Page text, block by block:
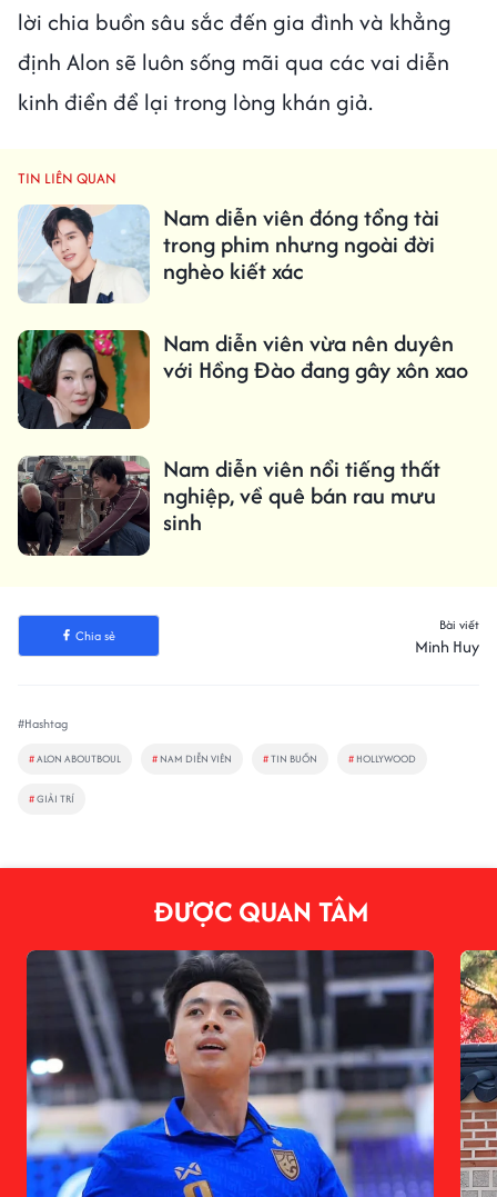
lời chia buồn sâu sắc đến gia đình và khẳng
định Alon sẽ luôn sống mãi qua các vai diễn
kinh điển để lại trong lòng khán giả.
TIN LIÊN QUAN
Nam diễn viên đóng tổng tài
trong phim nhưng ngoài đời
nghèo kiết xác
Nam diễn viên vừa nên duyên
với Hồng Đào đang gây xôn xao
Nam diễn viên nổi tiếng thất
nghiệp, về quê bán rau mưu
sinh
Chia sẻ
Bài viết
Minh Huy
#Hashtag
#ALON ABOUTBOUL # NAM DIỄN VIÊN #TIN BUỒN # HOLLYWOOD
#GIẢI TRÍ
ĐƯỢC QUAN TÂM